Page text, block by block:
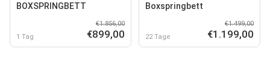
BOXSPRINGBETT
1 Tag
€1.856,00
€899,00
Boxspringbett
22 Tage
€1.499,00
€1.199,00